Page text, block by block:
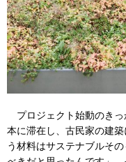
プロジェクト始動のきっ
本に滞在し、古民家の建
う材料はサステナブルそ